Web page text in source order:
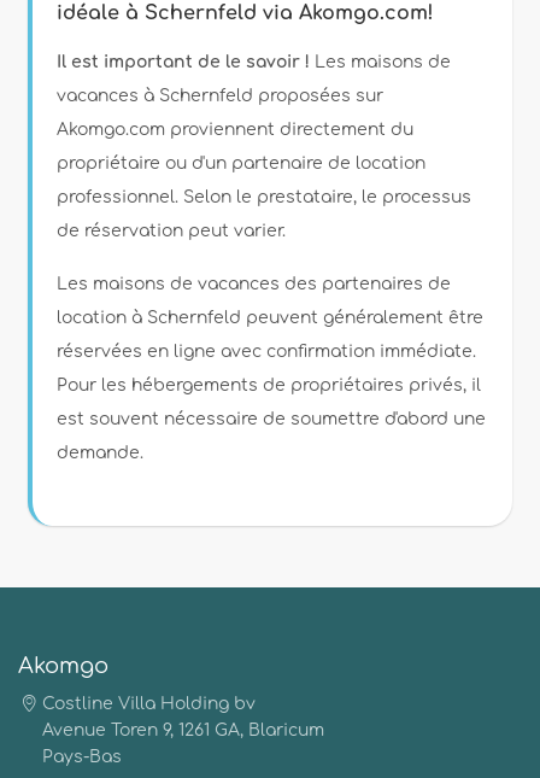
idéale à Schernfeld via Akomgo.com!
Il est important de le savoir ! Les maisons de
vacances à Schernfeld proposées sur
Akomgo.com proviennent directement du
propriétaire ou d'un partenaire de location
professionnel. Selon le prestataire, le processus
de réservation peut varier.
Les maisons de vacances des partenaires de
location à Schernfeld peuvent généralement être
réservées en ligne avec confirmation immédiate.
Pour les hébergements de propriétaires privés, il
est souvent nécessaire de soumettre d'abord une
demande.
Akomgo
Costline Villa Holding bv
Avenue Toren 9, 1261 GA, Blaricum
Pays-Bas